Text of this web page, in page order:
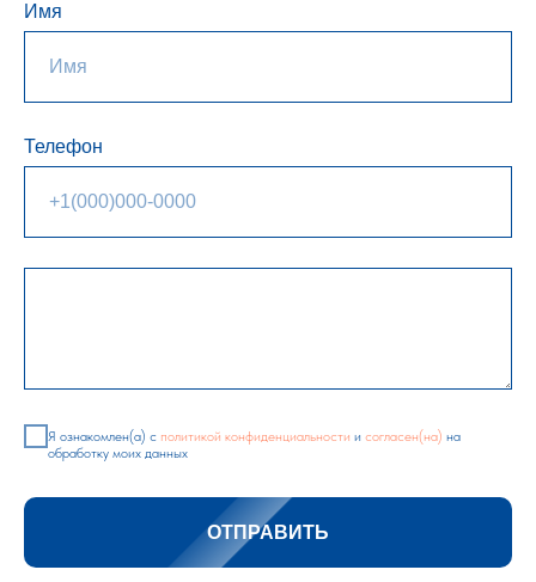
Имя
Телефон
Я ознакомлен(а) с политикой конфиденциальности и согласен(на) на
обработку моих данных
ОТПРАВИТЬ